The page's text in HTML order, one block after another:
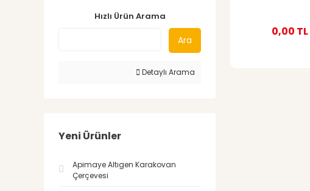
Hızlı Ürün Arama
Ara
Detaylı Arama
Yeni Ürünler
Apimaye Altıgen Karakovan
Çerçevesi
0,00 TL